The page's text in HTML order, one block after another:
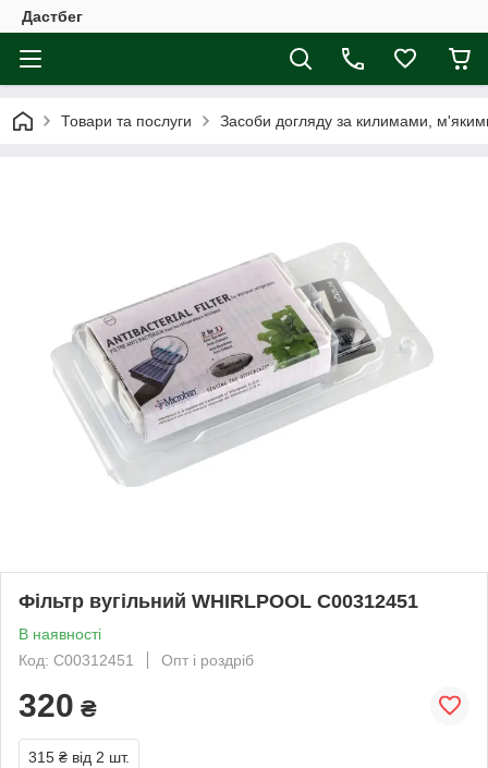
Дастбег
Товари та послуги Засоби догляду за килимами,
Фільтр вугільний WHIRLPOOL C00312451
В наявності
Код: C00312451
Опт і роздріб
320 ₴
315 ₴ від 2 шт.